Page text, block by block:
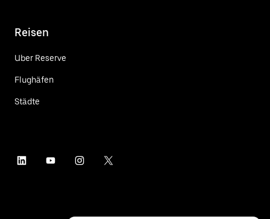
Reisen
Uber Reserve
Flughäfen
Städte